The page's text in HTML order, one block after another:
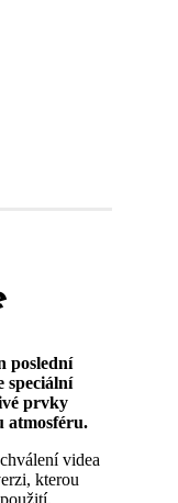
poslední
speciální
prvky
atmosféru.
videa
kterou